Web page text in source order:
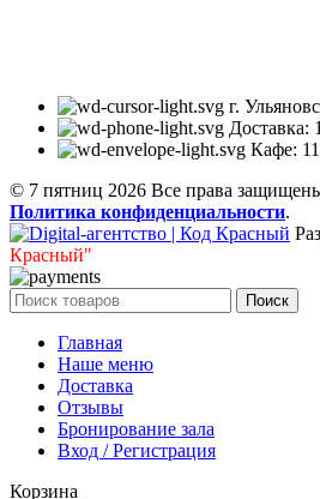
г.
Доставка:
Кафе:
© 7 пятниц 2026 Все права
Политика конфиденциальности.
Красный"
Поиск
Главная
Наше меню
Доставка
Отзывы
Бронирование зала
Вход / Регистрация
Корзина